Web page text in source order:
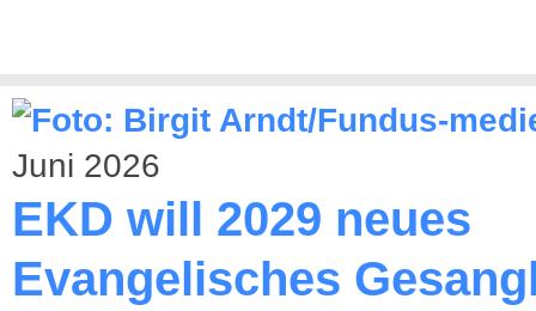
Juni 2026
EKD will 2029 neues
Evangelisches